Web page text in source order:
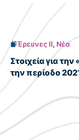
Έρευνες II, Νέα
Στοιχεία για
την περίοδο